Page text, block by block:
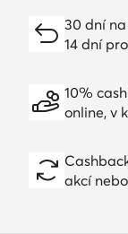
30 dní
14 dní
10%
online, v
akcí